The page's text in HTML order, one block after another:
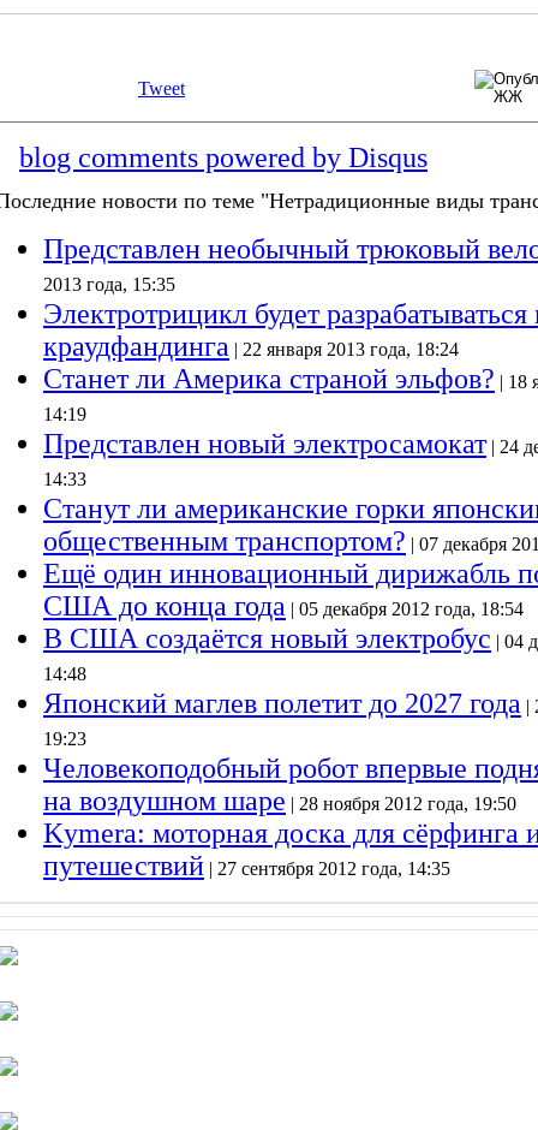
Tweet
blog comments powered by Disqus
новости по теме "Нетрадиционные виды
Представлен необычный трюковый
2013 года, 15:35
Электротрицикл будет
краудфандинга | 22 января 2013 года, 18:24
Станет ли Америка страной эльфов? | 18
14:19
Представлен новый электросамокат| 24
14:33
Станут ли американские горки
общественным транспортом? | 07 декабря
Ещё один инновационный дирижабль
США до конца года | 05 декабря 2012 года, 18:54
В США создаётся новый электробус | 04
14:48
Японский маглев полетит до 2027 года |
19:23
Человекоподобный робот впервые
на воздушном шаре | 28 ноября 2012 года, 19:50
Kymera: моторная доска для сёрфинга
путешествий | 27 сентября 2012 года, 14:35